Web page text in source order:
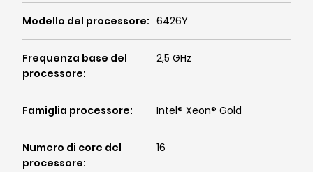
Modello del processore: 6426Y
Frequenza base del
processore:
2,5 GHz
Famiglia processore: Intel® Xeon® Gold
Numero di core del
processore:
16